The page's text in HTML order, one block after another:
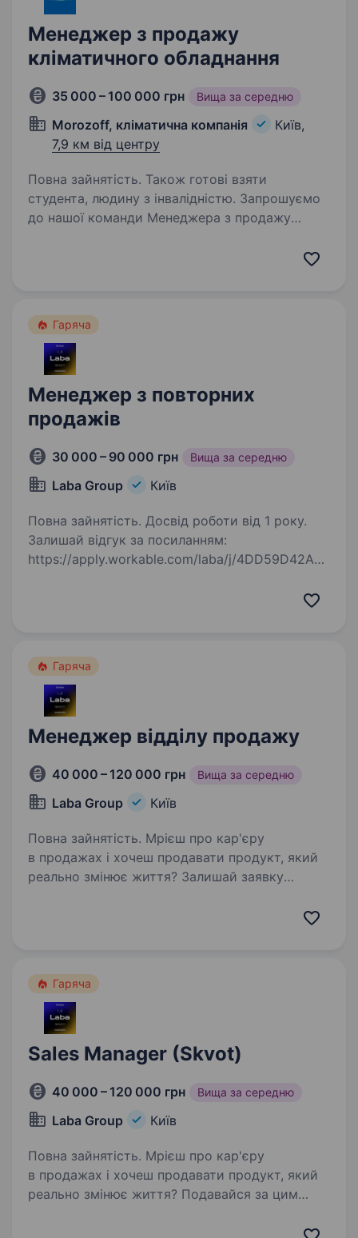
Менеджер з продажу
кліматичного обладнання
35 000 – 100 000 грн Вища за середню
Morozoff, кліматична компанія
Київ,
7,9 км від центру
Повна зайнятість. Також готові взяти
студента, людину з інвалідністю. Запрошуємо
до нашої команди Менеджера з продажу
у тебе…
Гаряча
Менеджер з повторних
продажів
30 000 – 90 000 грн Вища за середню
Laba Group Київ
Повна зайнятість. Досвід роботи від 1 року.
Залишай відгук за посиланням:
https://apply.workable.com/laba/j/4DD59D42A6/
Гаряча
Менеджер відділу продажу
40 000 – 120 000 грн Вища за середню
Laba Group Київ
Повна зайнятість. Мрієш про кар'єру
в продажах і хочеш продавати продукт, який
реально змінює життя? Залишай заявку
https://apply.workable.com/laba/j/7B0DF537BE/a
Гаряча
Sales Manager (Skvot)
40 000 – 120 000 грн Вища за середню
Laba Group Київ
Повна зайнятість. Мрієш про кар'єру
в продажах і хочеш продавати продукт, який
реально змінює життя? Подавайся за цим
https://apply.workable.com/laba/j/2457899AD9/a